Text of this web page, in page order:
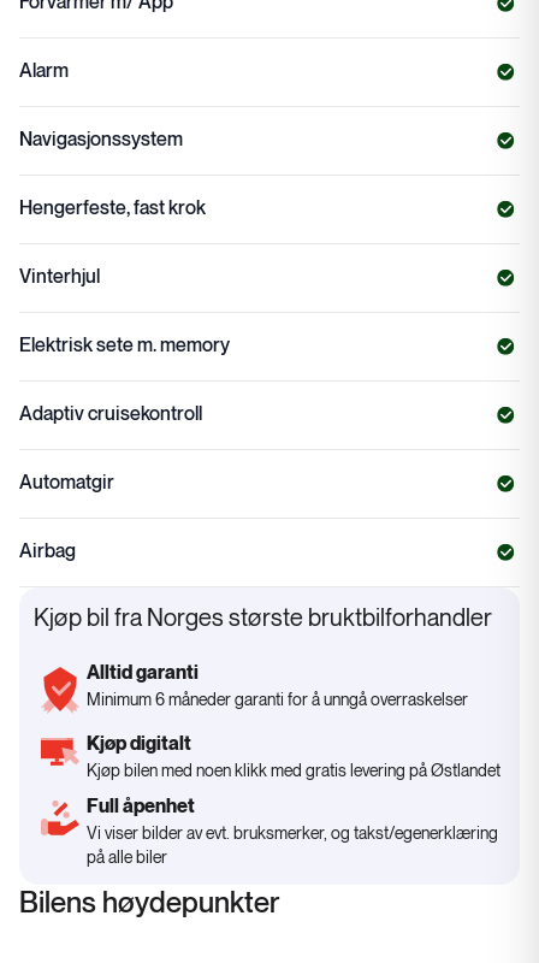
Alarm
Navigasjonssystem
Hengerfeste, fast krok
Vinterhjul
Elektrisk sete m. memory
Adaptiv cruisekontroll
Automatgir
Airbag
Kjøp bil fra Norges største bruktbilforhandler
Alltid garanti
Minimum 6 måneder garanti for å unngå overraskelser
Kjøp digitalt
Kjøp bilen med noen klikk med gratis levering på Østlandet
Full åpenhet
Vi viser bilder av evt. bruksmerker, og takst/egenerklæring
på alle biler
Bilens høydepunkter